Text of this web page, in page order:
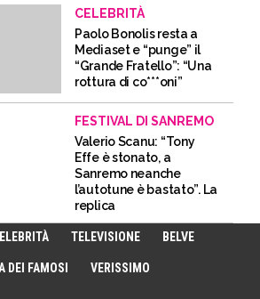
CELEBRITÀ
Paolo Bonolis resta a
Mediaset e “punge” il
“Grande Fratello”: “Una
rottura di co***oni”
FESTIVAL DI SANREMO
Valerio Scanu: “Tony
Effe è stonato, a
Sanremo neanche
l’autotune è bastato”. La
replica
TELEVISIONE BELVE
DEI FAMOSI VERISSIMO